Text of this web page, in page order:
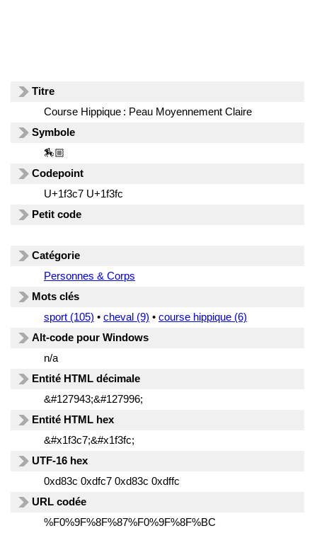
Titre
Course Hippique : Peau Moyennement Claire
Symbole
🏇🏼
Codepoint
U+1f3c7 U+1f3fc
Petit code
Catégorie
Personnes & Corps
Mots clés
sport (105) • cheval (9) • course hippique (6)
Alt-code pour Windows
n/a
Entité HTML décimale
&#127943;&#127996;
Entité HTML hex
&#x1f3c7;&#x1f3fc;
UTF-16 hex
0xd83c 0xdfc7 0xd83c 0xdffc
URL codée
%F0%9F%8F%87%F0%9F%8F%BC